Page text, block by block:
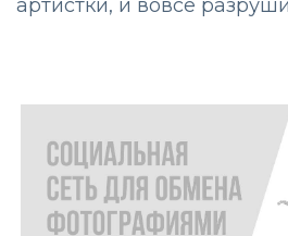
артистки, и вовсе